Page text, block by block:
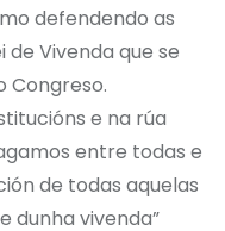
defendendo as
Vivenda que se
Congreso.
e na rúa
entre todas e
de todas aquelas
dunha vivenda”